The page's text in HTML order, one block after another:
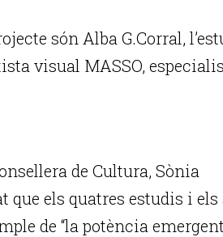
són Alba G.Corral,
visual MASSO,
de Cultura, Sònia
que els quatres estudis i
de “la potència